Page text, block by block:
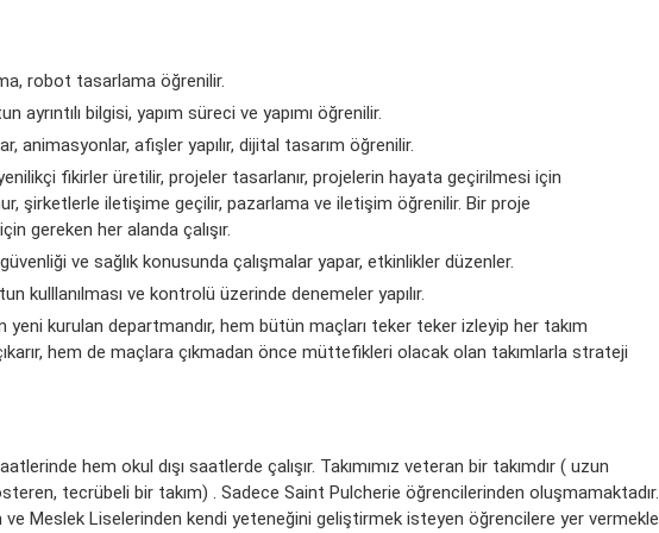
robot tasarlama öğrenilir.
ayrıntılı bilgisi, yapım süreci ve yapımı öğrenilir.
animasyonlar, afişler yapılır, dijital tasarım öğrenilir.
fikirler üretilir, projeler tasarlanır, projelerin hayata geçirilmesi için
şirketlerle iletişime geçilir, pazarlama ve iletişim öğrenilir. Bir proje
gereken her alanda çalışır.
ve sağlık konusunda çalışmalar yapar, etkinlikler düzenler.
kulllanılması ve kontrolü üzerinde denemeler yapılır.
yeni kurulan departmandır, hem bütün maçları teker teker izleyip her takım
hem de maçlara çıkmadan önce müttefikleri olacak olan takımlarla strateji
hem okul dışı saatlerde çalışır. Takımımız veteran bir takımdır ( uzun
tecrübeli bir takım) . Sadece Saint Pulcherie öğrencilerinden oluşmamaktadır.
ve Meslek Liselerinden kendi yeteneğini geliştirmek isteyen öğrencilere yer vermekle
KOÇ